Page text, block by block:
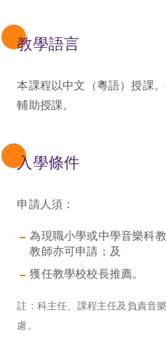
教學語言
本課程以中文（粵語）授課
輔助授課。
入學條件
申請人須：
為現職小學或中學音樂科
教師亦可申請；及
獲任教學校校長推薦。
註：科主任、課程主任及負責音
慮。